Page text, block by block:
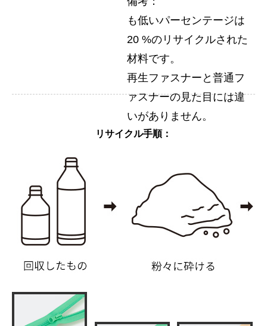
も低いパーセンテージは
20 %のリサイクルされた
材料です。
再生ファスナーと普通フ
ァスナーの見た目には違
いがありません。
リサイクル手順：